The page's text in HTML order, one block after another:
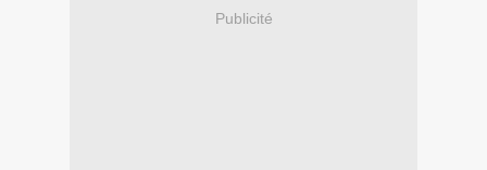
Publicité